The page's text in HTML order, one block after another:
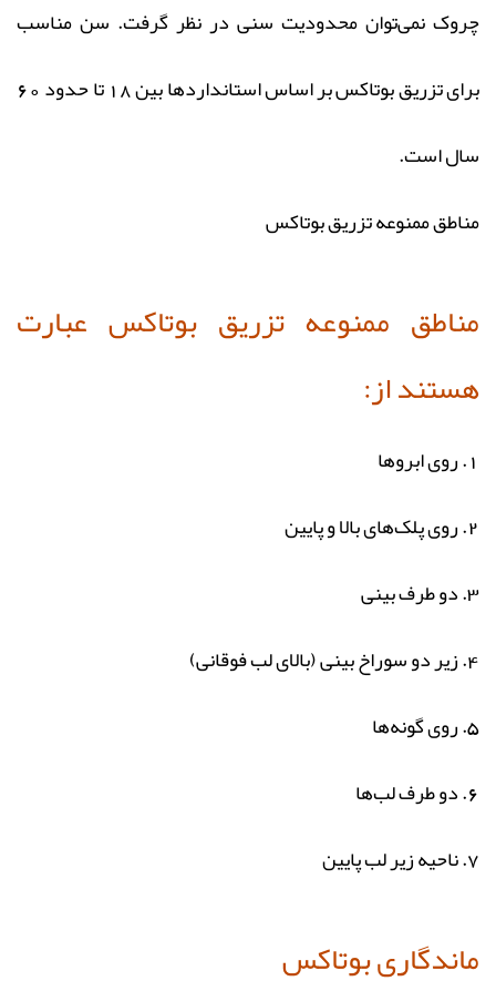
چروک نمی‌توان محدودیت سنی در نظر گرفت. سن مناسب
برای تزریق بوتاکس بر اساس استانداردها بین 18 تا حدود 60
سال است.
مناطق ممنوعه تزریق بوتاکس
مناطق ممنوعه تزریق بوتاکس عبارت
هستند از:
1. روی ابروها
2. روی پلک‌های بالا و پایین
3. دو طرف بینی
4. زیر دو سوراخ بینی (بالای لب فوقانی)
5. روی گونه‌ها
6. دو طرف لب‌ها
7. ناحیه زیر لب پایین
ماندگاری بوتاکس